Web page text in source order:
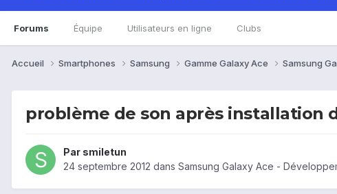
Forums Équipe Utilisateurs en ligne Clubs
Accueil Smartphones Samsung Gamme Galaxy Ace Samsung
problème de son après installation
Par smiletun
24 septembre 2012 dans Samsung Galaxy Ace -